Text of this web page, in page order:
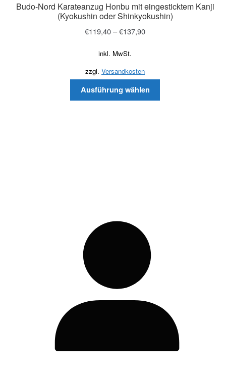
Budo-Nord Karateanzug Honbu mit eingesticktem Kanji
(Kyokushin oder Shinkyokushin)
€119,40–€137,90
inkl. MwSt.
zzgl. Versandkosten
Ausführung wählen